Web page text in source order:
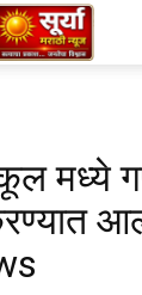
मध्ये